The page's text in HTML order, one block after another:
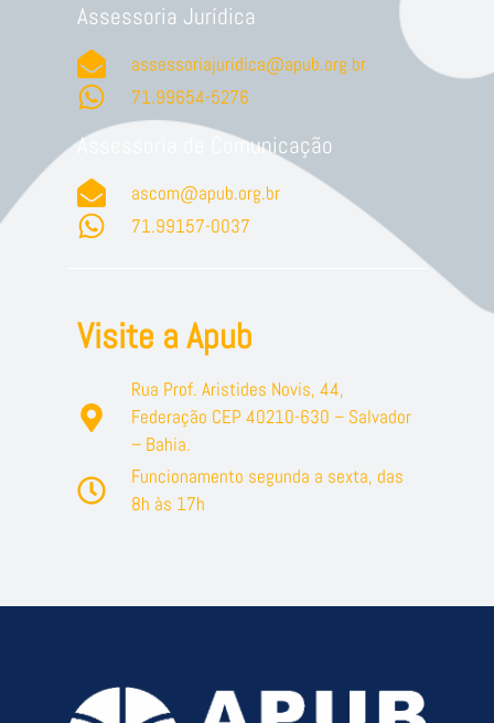
Assessoria Jurídica
assessoriajuridica@apub.org.br
71.99654-5276
Assessoria de Comunicação
ascom@apub.org.br
71.99157-0037
Visite a Apub
Rua Prof. Aristides Novis, 44,
Federação CEP 40210-630 – Salvador
– Bahia.
Funcionamento segunda a sexta, das
8h às 17h